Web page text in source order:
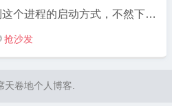
个进程的启动方式，不然下次
出来了。顺便教大家一招狠
用Windows自带的工具就能杀
抢沙发
天卷地个人博客.